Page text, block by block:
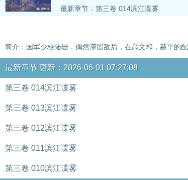
最新章节： 第三卷 014滨江谍雾
简介：国军少校陆珊，偶然滞留敌后，在高文和，赫平的
最新章节 更新：2026-06-01 07:27:08
第三卷 014滨江谍雾
第三卷 013滨江谍雾
第三卷 012滨江谍雾
第三卷 011滨江谍雾
第三卷 010滨江谍雾